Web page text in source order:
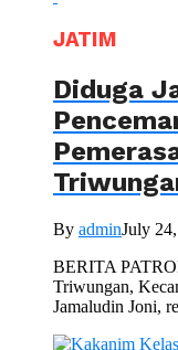
JATIM
Diduga
By adminJuly
BERITA
Triwungan,
Jamaludin Joni,